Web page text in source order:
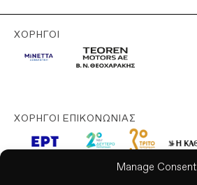
Manage Consent
ΧΟΡΗΓΟΊ
ΧΟΡΗΓΟΊ ΕΠΙΚΟΝΩΝΊΑΣ